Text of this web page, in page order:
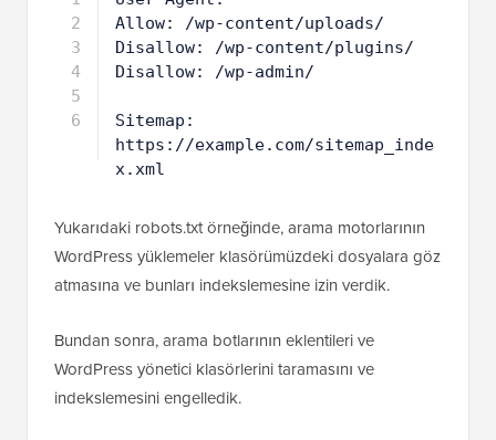
1
2
3
4
5
User-Agent: *
Allow: /wp-content/uploads/
Disallow: /wp-content/plugins/
Sitemap:
https://example.com/sitemap_inde
Yukarıdaki robots.txt örneğinde, arama motorlarının
atmasına ve bunları indekslemesine izin verdik.
Bundan sonra, arama botlarının eklentileri ve